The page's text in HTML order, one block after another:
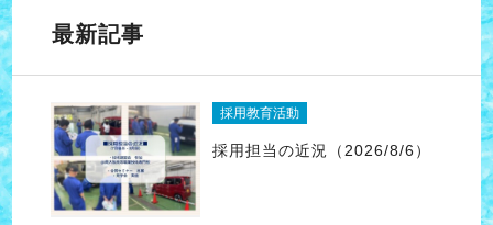
最新記事
採用教育活動
採用担当の近況（2026/8/6）